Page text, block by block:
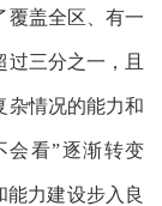
覆盖全区、有一
三分之一，且
杂情况的能力和
会看”逐渐转变
能力建设步入良